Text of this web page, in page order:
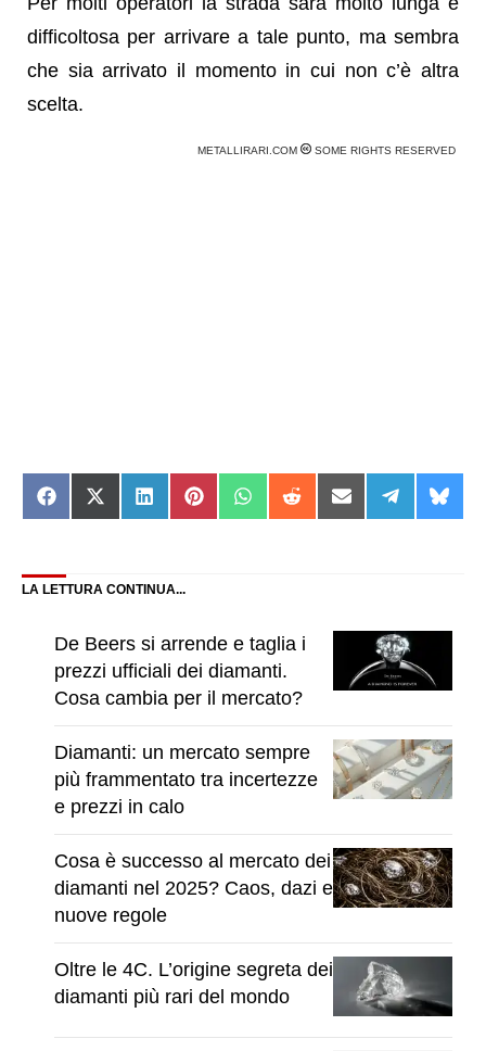
difficoltosa per arrivare a tale punto, ma sembra
che sia arrivato il momento in cui non c’è altra
scelta.
METALLIRARI.COM SOME RIGHTS RESERVED
Share
on
Share
on
Share
on
Share
on
Share
on
Share
on
Share
on
Share
on
on
LA LETTURA CONTINUA...
De Beers si arrende e taglia i
prezzi ufficiali dei diamanti.
Cosa cambia per il mercato?
Diamanti: un mercato sempre
più frammentato tra incertezze
e prezzi in calo
Cosa è successo al mercato dei
diamanti nel 2025? Caos, dazi e
nuove regole
Oltre le 4C. L’origine segreta dei
diamanti più rari del mondo